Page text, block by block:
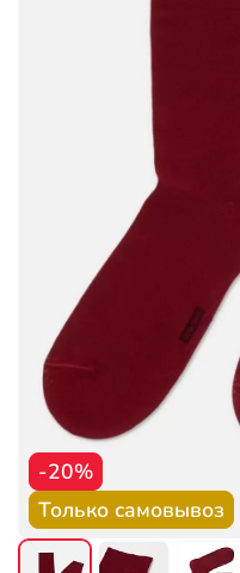
-20%
Только самовывоз